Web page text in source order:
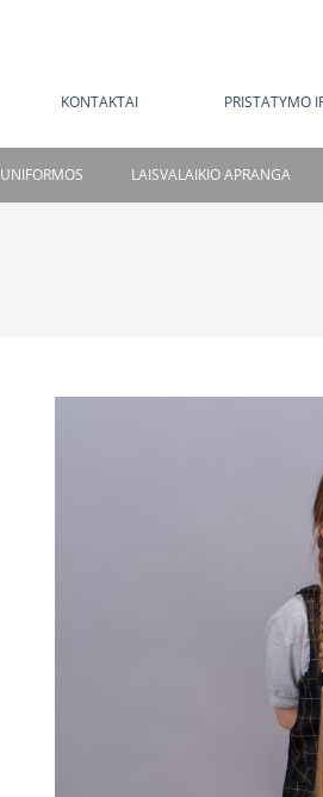
KONTAKTAI PRISTATYMO
UNIFORMOS LAISVALAIKIO APRANGA